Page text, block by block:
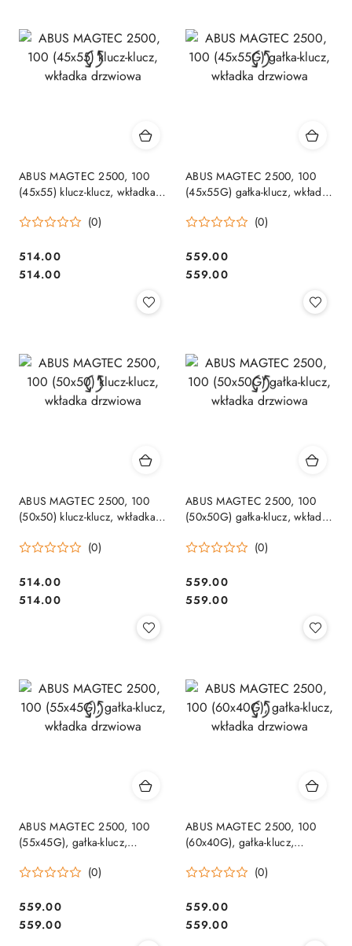
ABUS MAGTEC 2500, 100
(45x55) klucz-klucz, wkładka
(0)
Cena:
514.00
Cena:
514.00
ABUS MAGTEC 2500, 100
(45x55G) gałka-klucz, wkładka
(0)
Cena:
559.00
Cena:
559.00
ABUS MAGTEC 2500, 100
(50x50) klucz-klucz, wkładka
(0)
Cena:
514.00
Cena:
514.00
ABUS MAGTEC 2500, 100
(50x50G) gałka-klucz, wkładka
(0)
Cena:
559.00
Cena:
559.00
ABUS MAGTEC 2500, 100
(55x45G), gałka-klucz,
(0)
Cena:
559.00
Cena:
559.00
ABUS MAGTEC 2500, 100
(60x40G), gałka-klucz,
(0)
Cena:
559.00
Cena:
559.00